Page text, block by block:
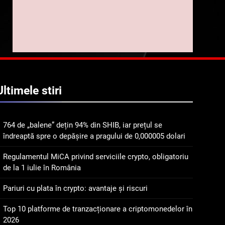
trasabilitatea cafelei
îndreaptă spre o depășire
dolari
2
Regulamentul MiCA
privind serviciile crypto,
obligatoriu de la 1 iulie în
Pariuri cu plata în crypto:
avantaje și riscuri
stiri
764 de „balene” dețin 94% din SHIB, iar prețul se
îndreaptă spre o depășire a pragului de 0,000005 dolari
Regulamentul MiCA privind serviciile crypto, obligatoriu
de la 1 iulie în România
Pariuri cu plata în crypto: avantaje și riscuri
Top 10 platforme de tranzacționare a criptomonedelor în
2026